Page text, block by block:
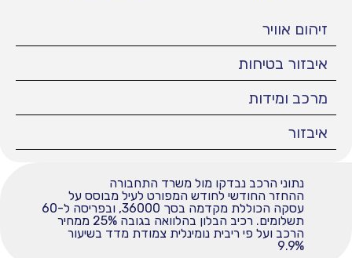
זיהום אוויר
איבזור בטיחות
מרכב ומידות
איבזור
נתוני הרכב נבדקו מול משרד התחבורה
ההחזר החודשי לחודש המפורט לעיל מבוסס על
עסקה הכוללת מקדמה בסך 36000, ובפריסה ל-60
תשלומים. רכיב הבלון בהלוואה בגובה 25% ממחיר
הרכב ועל פי ריבית נומינלית צמודת מדד בשיעור
9.9%